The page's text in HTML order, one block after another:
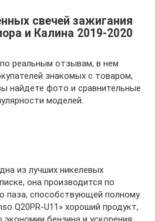
свечей зажигания
и Калина 2019-2020
реальным отзывам, в нем
знакомых с товаром,
найдете фото и сравнительные
моделей.
из лучших никелевых
она производится по
паза, способствующей полному
Q20PR-U11» хороший продукт,